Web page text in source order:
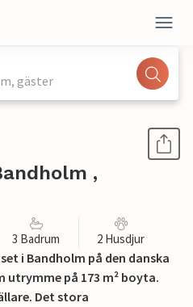
gäster
,
3 Badrum 2 Husdjur
i Bandholm på den danska
på 173 m² boyta.
Det stora